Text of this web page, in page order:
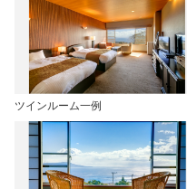
ツインルーム一例